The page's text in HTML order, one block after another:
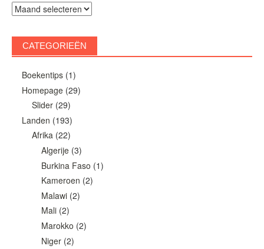
Archieven
CATEGORIEËN
Boekentips(1)
Homepage(29)
Slider(29)
Landen (193)
Afrika(22)
Algerije (3)
Burkina Faso (1)
Kameroen (2)
Malawi (2)
Mali (2)
Marokko (2)
Niger (2)